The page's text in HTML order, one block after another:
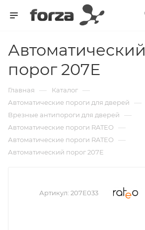
Автоматический
порог 207Е
Главная — Каталог —
Автоматические пороги для дверей —
Врезные антипороги для дверей —
Автоматические пороги RATEO —
Автоматические пороги RATEO —
Автоматический порог 207Е
Артикул: 207Е033